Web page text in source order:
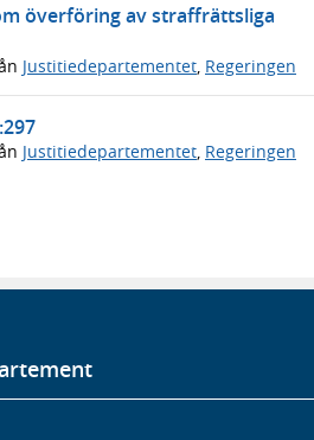
överföring av straffrättsliga
Justitiedepartementet Regeringen
Justitiedepartementet, Regeringen